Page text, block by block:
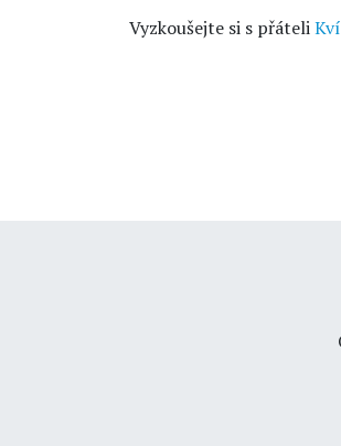
Vyzkoušejte si s přáteli